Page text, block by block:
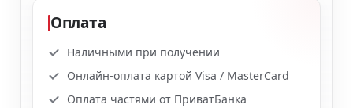
Оплата
Наличными при получении
Онлайн-оплата картой Visa / MasterCard
Оплата частями от ПриватБанка